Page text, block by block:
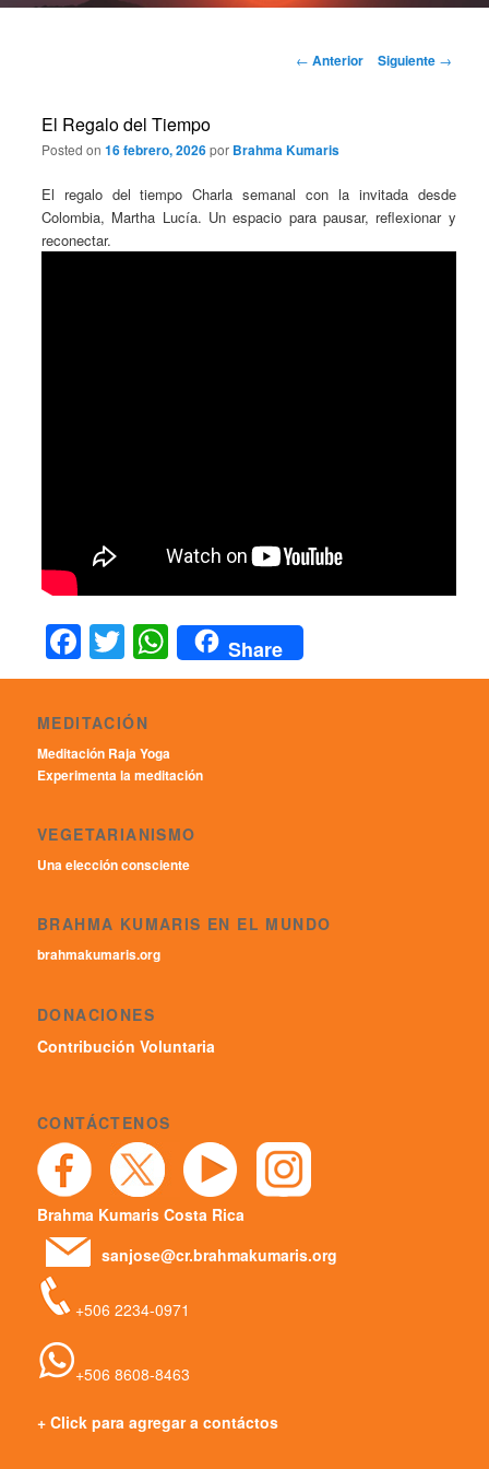
Navegación
← Anterior Siguiente →
El Regalo del Tiempo
Posted on 16 febrero, 2026por Brahma Kumaris
El regalo del tiempo Charla semanal con la invitada desde
Colombia, Martha Lucía. Un espacio para pausar, reflexionar y
reconectar.
Facebook
Twitter
WhatsApp
Share
MEDITACIÓN
Meditación Raja Yoga
Experimenta la meditación
VEGETARIANISMO
Una elección consciente
BRAHMA KUMARIS EN EL MUNDO
brahmakumaris.org
DONACIONES
Contribución Voluntaria
CONTÁCTENOS
Brahma Kumaris Costa Rica
sanjose@cr.brahmakumaris.org
+506 2234-0971
+506 8608-8463
+ Click para agregar a contáctos